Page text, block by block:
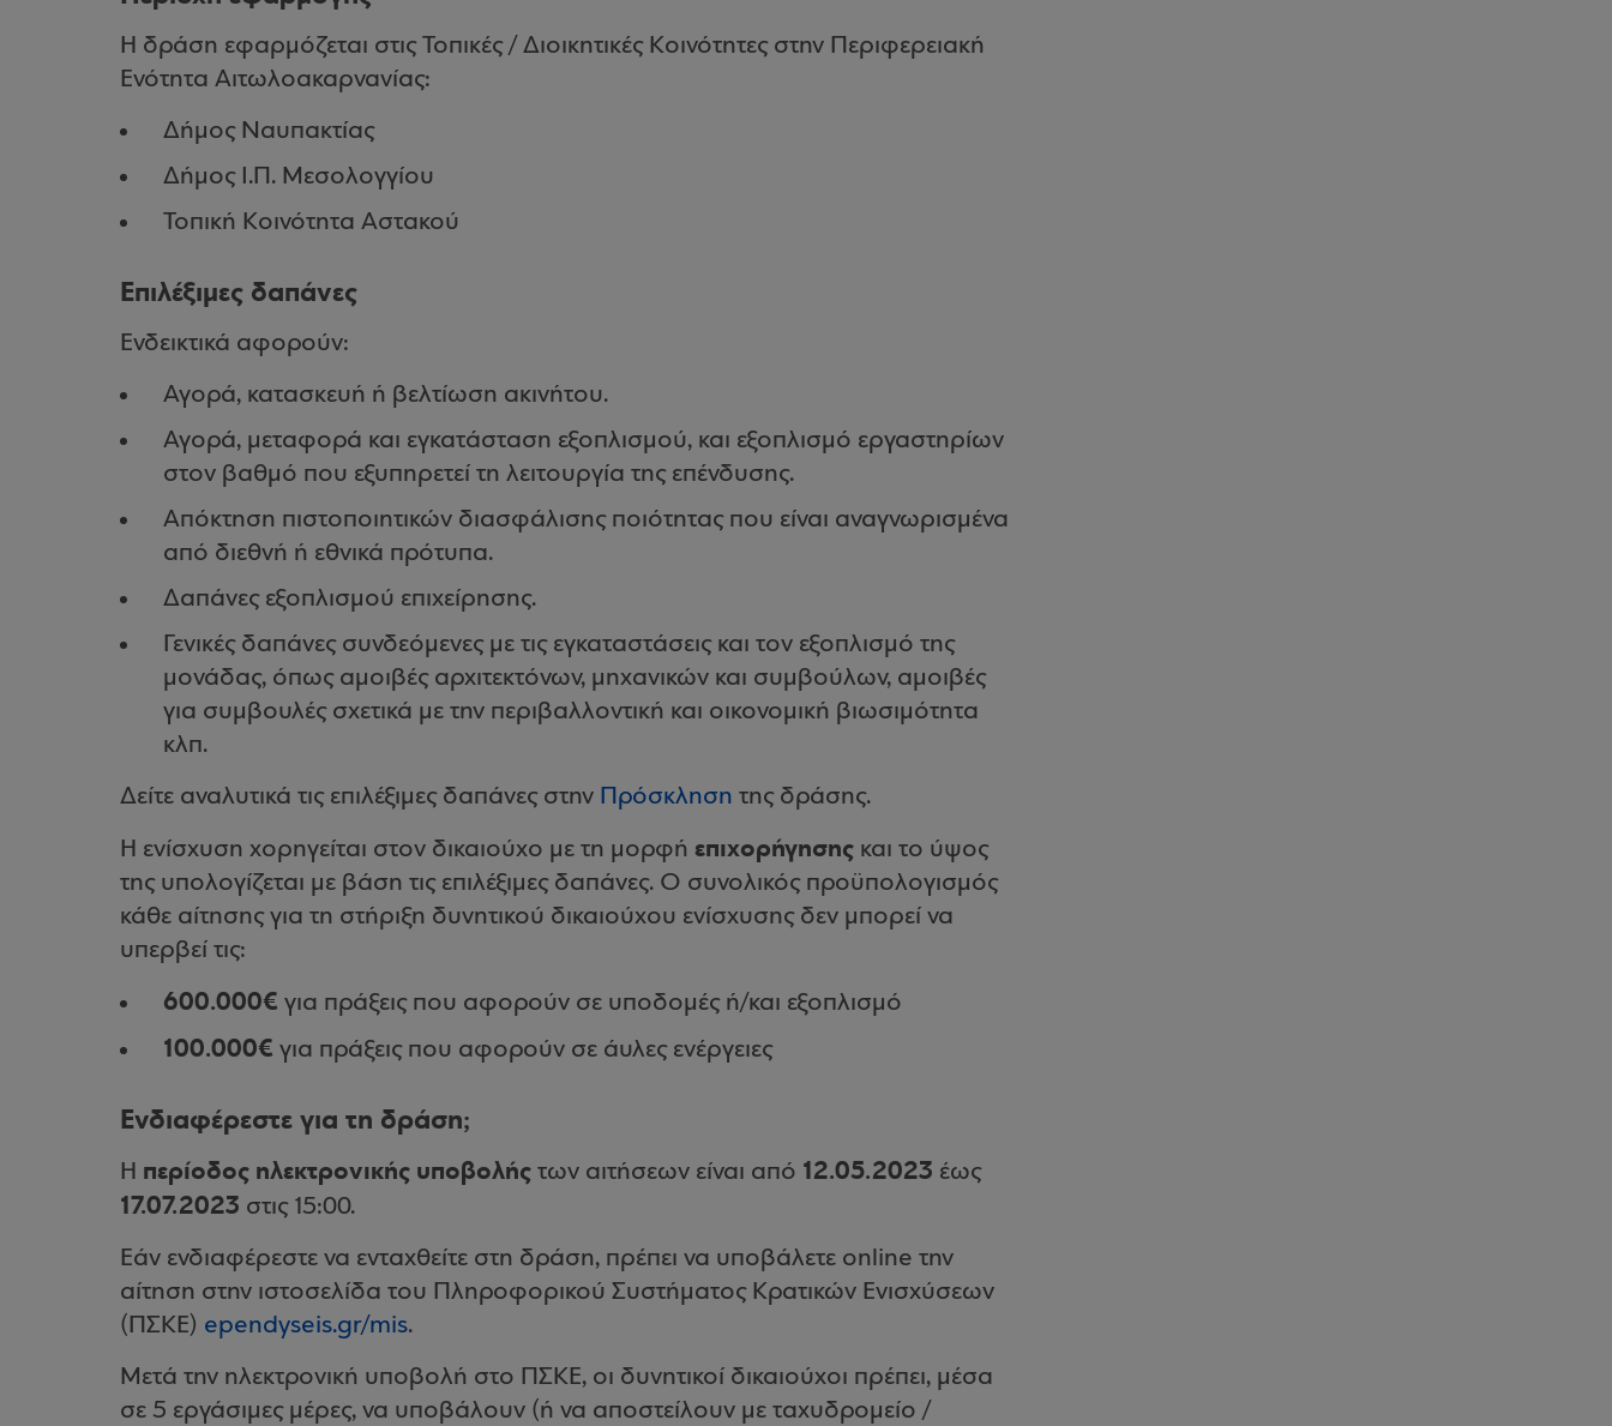
Η δράση εφαρμόζεται στις Τοπικές / Διοικητικές Κοινότητες στην Περιφερειακή
Ενότητα Αιτωλοακαρνανίας:
Δήμος Ναυπακτίας
Δήμος Ι.Π. Μεσολογγίου
Τοπική Κοινότητα Αστακού
Επιλέξιμες δαπάνες
Ενδεικτικά αφορούν:
Αγορά, κατασκευή ή βελτίωση ακινήτου.
Αγορά, μεταφορά και εγκατάσταση εξοπλισμού, και εξοπλισμό εργαστηρίων
στον βαθμό που εξυπηρετεί τη λειτουργία της επένδυσης.
Απόκτηση πιστοποιητικών διασφάλισης ποιότητας που είναι αναγνωρισμένα
από διεθνή ή εθνικά πρότυπα.
Δαπάνες εξοπλισμού επιχείρησης.
Γενικές δαπάνες συνδεόμενες με τις εγκαταστάσεις και τον εξοπλισμό της
μονάδας, όπως αμοιβές αρχιτεκτόνων, μηχανικών και συμβούλων, αμοιβές
για συμβουλές σχετικά με την περιβαλλοντική και οικονομική βιωσιμότητα
κλπ.
Δείτε αναλυτικά τις επιλέξιμες δαπάνες στην Πρόσκληση της δράσης.
Η ενίσχυση χορηγείται στον δικαιούχο με τη μορφή επιχορήγησης και το ύψος
της υπολογίζεται με βάση τις επιλέξιμες δαπάνες. Ο συνολικός προϋπολογισμός
κάθε αίτησης για τη στήριξη δυνητικού δικαιούχου ενίσχυσης δεν μπορεί να
υπερβεί τις:
600.000€ για πράξεις που αφορούν σε υποδομές ή/και εξοπλισμό
100.000€ για πράξεις που αφορούν σε άυλες ενέργειες
Ενδιαφέρεστε για τη δράση;
Η περίοδος ηλεκτρονικής υποβολής των αιτήσεων είναι από 12.05.2023 έως
17.07.2023 στις 15:00.
Εάν ενδιαφέρεστε να ενταχθείτε στη δράση, πρέπει να υποβάλετε online την
αίτηση στην ιστοσελίδα του Πληροφορικού Συστήματος Κρατικών Ενισχύσεων
(ΠΣΚΕ) ependyseis.gr/mis.
Μετά την ηλεκτρονική υποβολή στο ΠΣΚΕ, οι δυνητικοί δικαιούχοι πρέπει, μέσα
σε 5 εργάσιμες μέρες, να υποβάλουν (ή να αποστείλουν με ταχυδρομείο /